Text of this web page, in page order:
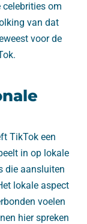
celebrities om
van dat
voor de
TikTok een
in op lokale
die aansluiten
lokale aspect
voelen
hier spreken